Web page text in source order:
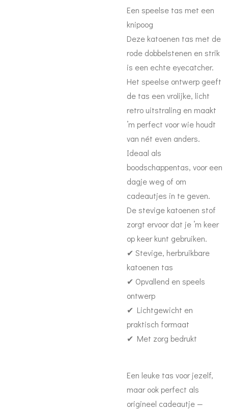
Een speelse tas met een
knipoog
Deze katoenen tas met de
rode dobbelstenen en strik
is een echte eyecatcher.
Het speelse ontwerp geeft
de tas een vrolijke, licht
retro uitstraling en maakt
’m perfect voor wie houdt
van nét even anders.
Ideaal als
boodschappentas, voor een
dagje weg of om
cadeautjes in te geven.
De stevige katoenen stof
zorgt ervoor dat je ’m keer
op keer kunt gebruiken.
✔ Stevige, herbruikbare
katoenen tas
✔ Opvallend en speels
ontwerp
✔ Lichtgewicht en
praktisch formaat
✔ Met zorg bedrukt
Een leuke tas voor jezelf,
maar ook perfect als
origineel cadeautje —